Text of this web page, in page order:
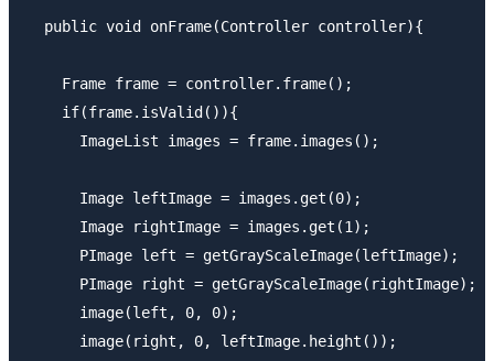
  public void onFrame(Controller controller){
    Frame frame = controller.frame();
    if(frame.isValid()){
      ImageList images = frame.images();
      Image leftImage = images.get(0);
      Image rightImage = images.get(1);
      PImage left = getGrayScaleImage(leftImage);
      PImage right = getGrayScaleImage(rightImage);
      image(left, 0, 0);
      image(right, 0, leftImage.height());